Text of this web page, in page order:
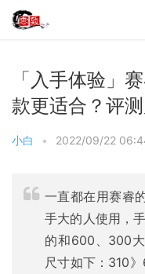
「入手体验」
款更适合？评
小白 • 2022/09/22
一直都在用赛睿
手大的人使用，
的和600、300
尺寸如下：310